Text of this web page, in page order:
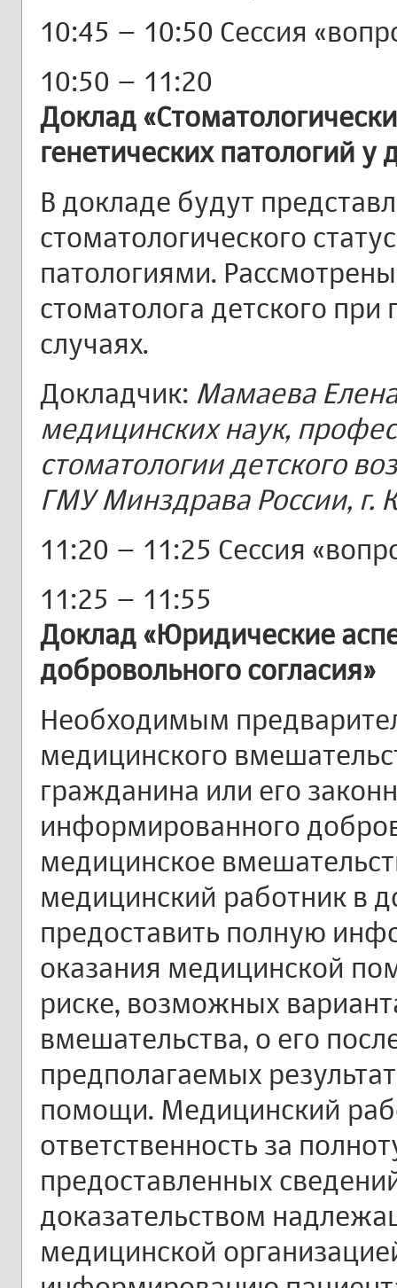
10:45 – 10:50 Сессия
10:50 – 11:20
Доклад
генетических патологий у
В докладе будут
стоматологического
патологиями.
стоматолога детского
случаях.
Докладчик: Мамаева
медицинских наук,
стоматологии детского
ГМУ Минздрава России, г.
11:20 – 11:25 Сессия
11:25 – 11:55
Доклад «Юридические
добровольного согласия»
Необходимым
медицинского
гражданина или его
информированного
медицинское
медицинский работник в
предоставить полную
оказания медицинской
риске, возможных
вмешательства, о его
предполагаемых
помощи. Медицинский
ответственность за
предоставленных
доказательством
медицинской